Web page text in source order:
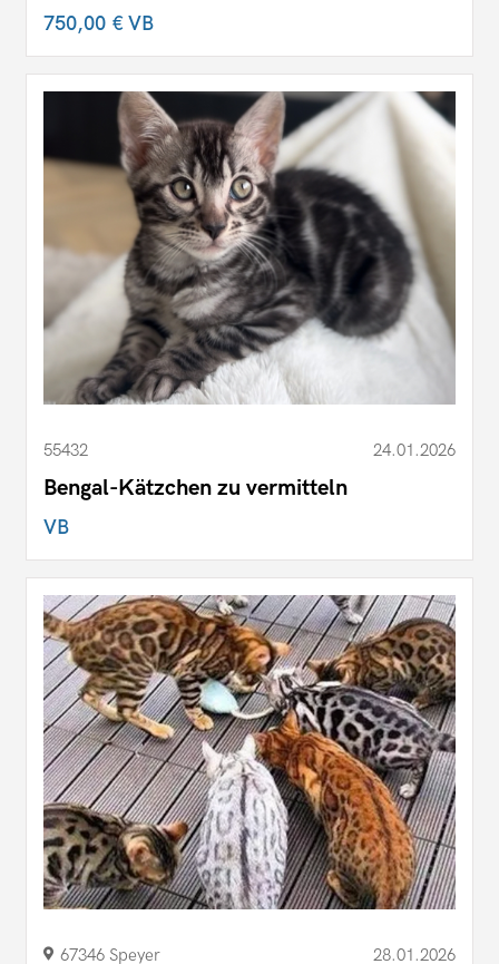
750,00 €VB
55432 24.01.2026
Bengal-Kätzchen zu vermitteln
VB
67346 Speyer 28.01.2026